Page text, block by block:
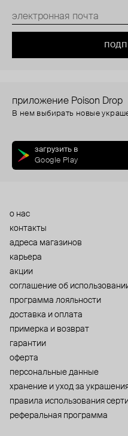
приложение Poison Drop
В нем выбирать новые
загрузить в
Google Play
о нас
контакты
адреса магазинов
карьера
акции
cоглашение об
программа лояльности
доставка и оплата
примерка и возврат
гарантии
оферта
персональные данные
хранение и уход за
правила использования
реферальная программа